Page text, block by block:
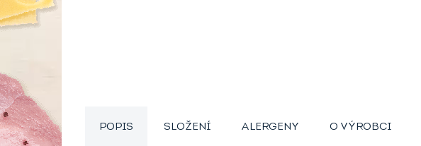
POPIS SLOŽENÍ ALERGENY O VÝROBCI